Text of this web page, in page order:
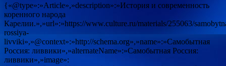
{«@type»:»Article»,»description»:»История и современность
коренного народа
Карелии.»,»url»:»https://www.culture.ru/materials/255063/
rossiya-
livviki»,»@context»:»http://schema.org»,»name»:»Самобытная
Россия: ливвики»,»alternateName»:»Самобытная Россия:
ливвики»,»image»: